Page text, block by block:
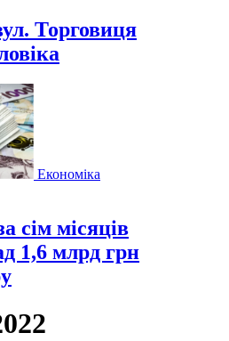
Торговиця
Економіка
сім місяців
1,6 млрд грн